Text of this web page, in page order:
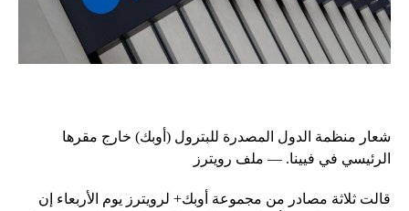
شعار منظمة الدول المصدرة للبترول (أوبك) خارج مقرها
الرئيسي في فيينا. — ملف رويترز
قالت ثلاثة مصادر من مجموعة أوبك+ لرويترز يوم الأربعاء إن